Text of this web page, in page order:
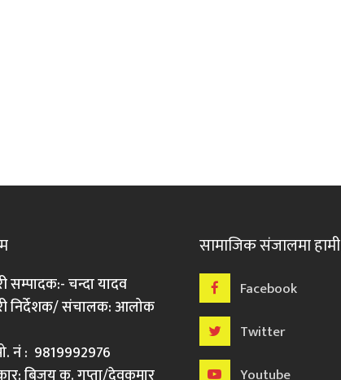
सम्पादक:- चन्दा यादव
निर्देशक/ संचालक: आलोक
नं : 9819992976
सामाजिक संजालमा हामी
Facebook
Twitter
Youtube